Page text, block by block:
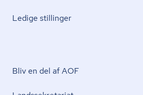
Ledige stillinger
Bliv en del af AOF